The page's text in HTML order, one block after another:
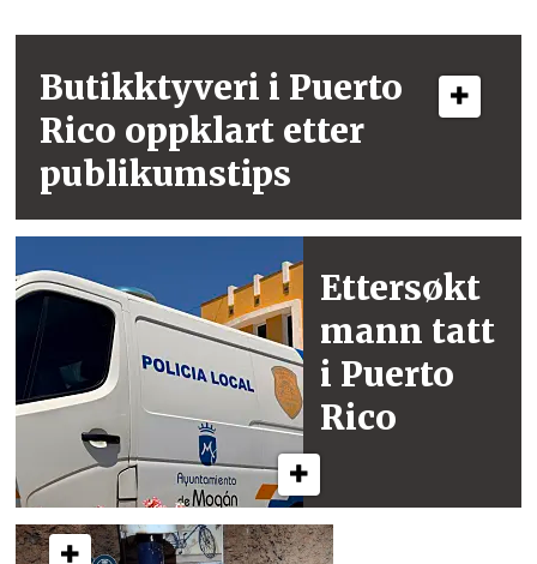
Butikktyveri i Puerto
Rico oppklart etter
publikumstips
Ettersøkt
mann tatt
i Puerto
Rico